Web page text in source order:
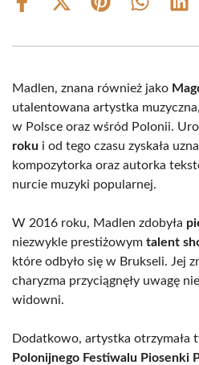
Share
Share
(Twitter)
Share Share
Madlen, znana również jako
utalentowana artystka
w Polsce oraz wśród Polonii.
roku i od tego czasu zyskała
kompozytorka oraz autorka
nurcie muzyki popularnej.
W 2016 roku, Madlen zdobyła
niezwykle prestiżowym talent
które odbyło się w Brukseli. Jej
charyzma przyciągnęły uwagę
widowni.
Dodatkowo, artystka otrzymała
Polonijnego Festiwalu Piosenki